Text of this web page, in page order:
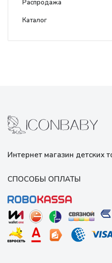
Распродажа
Каталог
Интернет магазин детских
СПОСОБЫ ОПЛАТЫ